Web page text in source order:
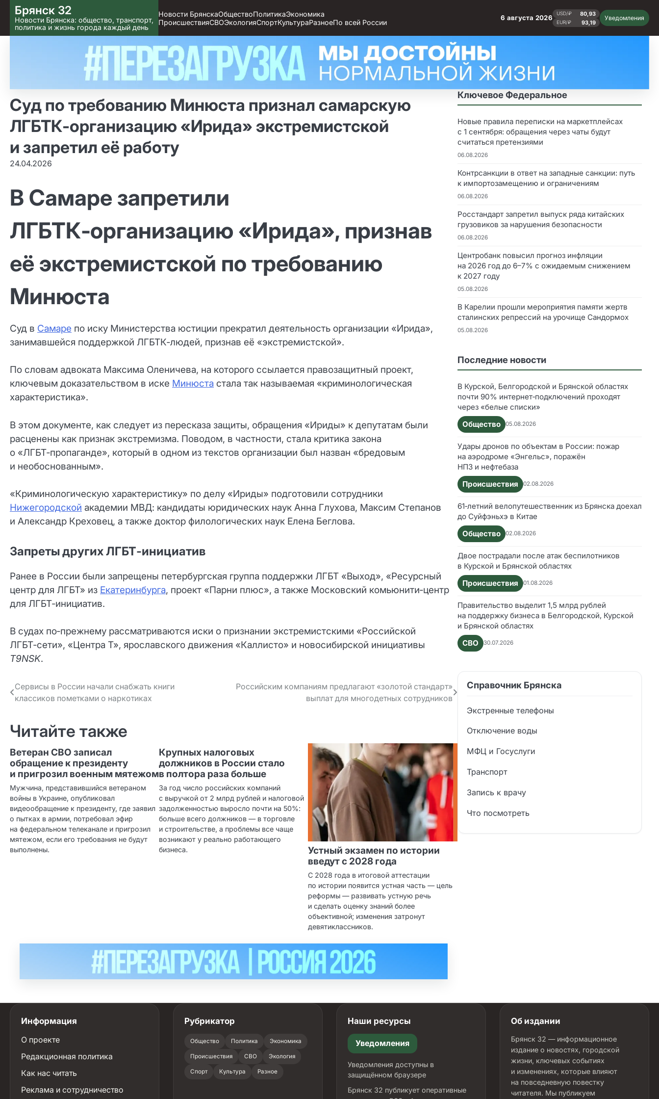
Skip
to content
Брянск 32
Новости Брянска: общество, транспорт,
политика и жизнь города каждый день
Новости БрянскаОбществоПолитикаЭкономика
ПроисшествияСВОЭкологияСпортКультураРазноеПо всей России
6 августа 2026
USD/₽ 80,93
EUR/₽ 93,19
Уведомления
Суд по требованию Минюста признал самарскую
ЛГБТК‑организацию «Ирида» экстремистской
и запретил её работу
24.04.2026
В Самаре запретили
ЛГБТК‑организацию «Ирида», признав
её экстремистской по требованию
Минюста
Суд в Самаре по иску Министерства юстиции прекратил деятельность организации «Ирида»,
занимавшейся поддержкой ЛГБТК‑людей, признав её «экстремистской».
По словам адвоката Максима Оленичева, на которого ссылается правозащитный проект,
ключевым доказательством в иске Минюста стала так называемая «криминологическая
характеристика».
В этом документе, как следует из пересказа защиты, обращения «Ириды» к депутатам были
расценены как признак экстремизма. Поводом, в частности, стала критика закона
о «ЛГБТ‑пропаганде», который в одном из текстов организации был назван «бредовым
и необоснованным».
«Криминологическую характеристику» по делу «Ириды» подготовили сотрудники
Нижегородской академии МВД: кандидаты юридических наук Анна Глухова, Максим Степанов
и Александр Креховец, а также доктор филологических наук Елена Беглова.
Запреты других ЛГБТ‑инициатив
Ранее в России были запрещены петербургская группа поддержки ЛГБТ «Выход», «Ресурсный
центр для ЛГБТ» из Екатеринбурга, проект «Парни плюс», а также Московский комьюнити‑центр
для ЛГБТ‑инициатив.
В судах по‑прежнему рассматриваются иски о признании экстремистскими «Российской
ЛГБТ‑сети», «Центра Т», ярославского движения «Каллисто» и новосибирской инициативы
T9NSK.
Навигация
Сервисы в России начали снабжать книги
классиков пометками о наркотиках
Российским компаниям предлагают «золотой стандарт»
выплат для многодетных сотрудников
Читайте также
Ветеран СВО записал
обращение к президенту
и пригрозил военным мятежом
Мужчина, представившийся ветераном
войны в Украине, опубликовал
видеообращение к президенту, где заявил
о пытках в армии, потребовал эфир
на федеральном телеканале и пригрозил
мятежом, если его требования не будут
выполнены.
Крупных налоговых
должников в России стало
в полтора раза больше
За год число российских компаний
с выручкой от 2 млрд рублей и налоговой
задолженностью выросло почти на 50%:
больше всего должников — в торговле
и строительстве, а проблемы все чаще
возникают у реально работающего
бизнеса.
Устный экзамен по истории
введут с 2028 года
С 2028 года в итоговой аттестации
по истории появится устная часть — цель
реформы — развивать устную речь
и сделать оценку знаний более
объективной; изменения затронут
девятиклассников.
Ключевое Федеральное
Новые правила переписки на маркетплейсах
с 1 сентября: обращения через чаты будут
считаться претензиями
06.08.2026
Контрсанкции в ответ на западные санкции: путь
к импортозамещению и ограничениям
06.08.2026
Росстандарт запретил выпуск ряда китайских
грузовиков за нарушения безопасности
06.08.2026
Центробанк повысил прогноз инфляции
на 2026 год до 6–7% с ожидаемым снижением
к 2027 году
05.08.2026
В Карелии прошли мероприятия памяти жертв
сталинских репрессий на урочище Сандормох
05.08.2026
Последние новости
В Курской, Белгородской и Брянской областях
почти 90% интернет‑подключений проходят
через «белые списки»
Общество
05.08.2026
Удары дронов по объектам в России: пожар
на аэродроме «Энгельс», поражён
НПЗ и нефтебаза
Происшествия
02.08.2026
61‑летний велопутешественник из Брянска доехал
до Суйфэньхэ в Китае
Общество
02.08.2026
Двое пострадали после атак беспилотников
в Курской и Брянской областях
Происшествия
01.08.2026
Правительство выделит 1,5 млрд рублей
на поддержку бизнеса в Белгородской, Курской
и Брянской областях
СВО
30.07.2026
Справочник Брянска
Экстренные телефоны
Отключение воды
МФЦ и Госуслуги
Транспорт
Запись к врачу
Что посмотреть
Информация
О проекте
Редакционная политика
Как нас читать
Реклама и сотрудничество
Рубрикатор
Общество Политика Экономика
Происшествия СВО Экология
Спорт Культура Разное
Наши ресурсы
Уведомления
Уведомления доступны в
защищённом браузере
Брянск 32 публикует оперативные
Об издании
Брянск 32 — информационное
издание о новостях, городской
жизни, ключевых событиях
и изменениях, которые влияют
на повседневную повестку
читателя. Мы публикуем